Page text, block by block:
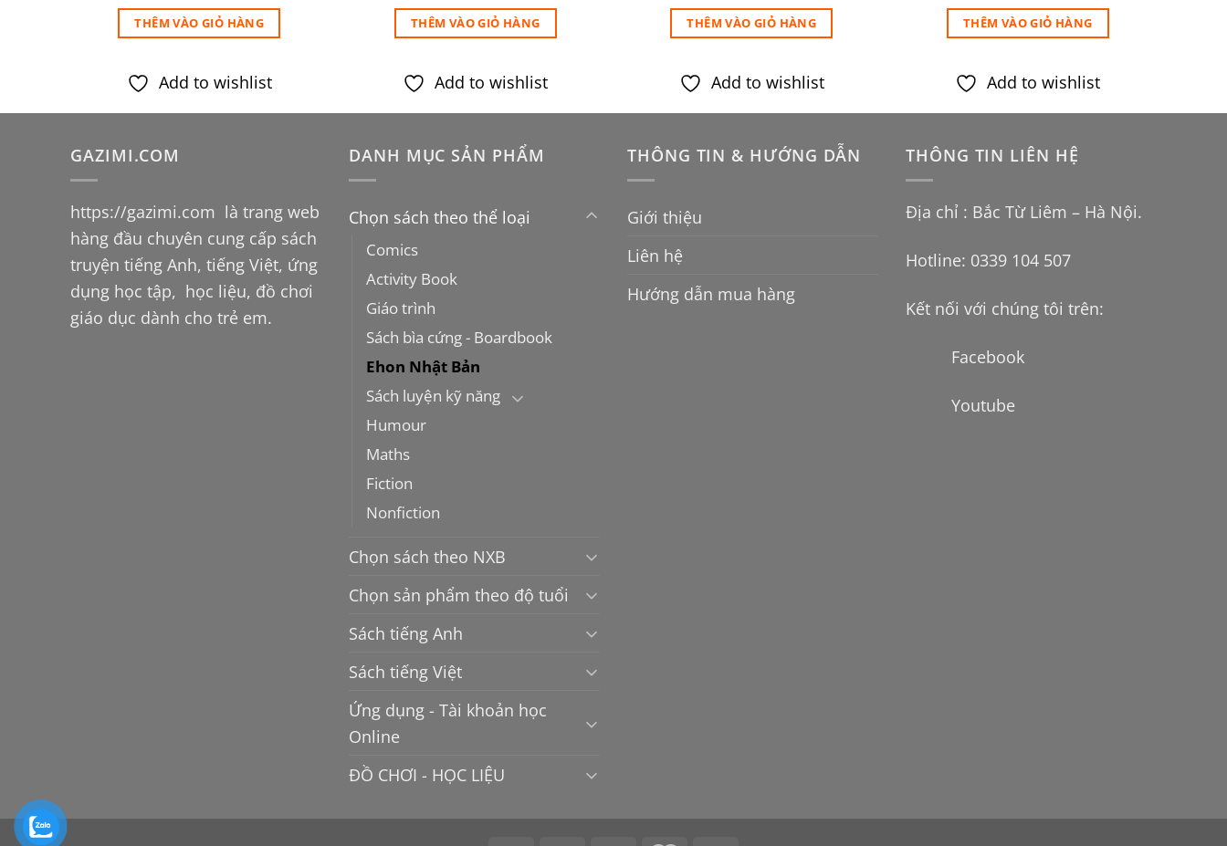
là:
450.000VND.
THÊM VÀO GIỎ HÀNG
Add to wishlist
là:
150.000VND.
THÊM VÀO GIỎ HÀNG
Add to wishlist
là:
590.000VND.
THÊM VÀO GIỎ HÀNG
Add to wishlist
là:
550.000VND.
THÊM VÀO GIỎ HÀNG
Add to wishlist
GAZIMI.COM
https://gazimi.com là trang web
hàng đầu chuyên cung cấp sách
truyện tiếng Anh, tiếng Việt, ứng
dụng học tập, học liệu, đồ chơi
giáo dục dành cho trẻ em.
DANH MỤC SẢN PHẨM
Chọn sách theo thể loại
Comics
Activity Book
Giáo trình
Sách bìa cứng - Boardbook
Ehon Nhật Bản
Sách luyện kỹ năng
Humour
Maths
Fiction
Nonfiction
Chọn sách theo NXB
Chọn sản phẩm theo độ tuổi
Sách tiếng Anh
Sách tiếng Việt
Ứng dụng - Tài khoản học
Online
ĐỒ CHƠI - HỌC LIỆU
THÔNG TIN & HƯỚNG DẪN
Giới thiệu
Liên hệ
Hướng dẫn mua hàng
THÔNG TIN LIÊN HỆ
Địa chỉ : Bắc Từ Liêm – Hà Nội.
Hotline: 0339 104 507
Kết nối với chúng tôi trên:
Facebook
Youtube